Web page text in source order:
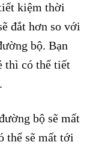
kiệm thời
đắt hơn so với
bộ. Bạn
thì có thể tiết
bộ sẽ mất
thể sẽ mất tới